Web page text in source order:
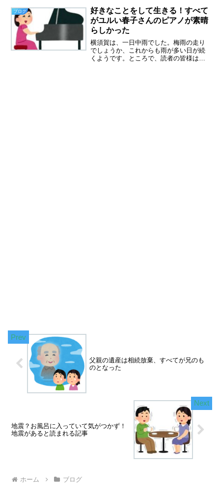
した。疲れて何もやる気がしません。絶
望の中にいました。なんで...
ブログ
好きなことをして生きる！すべて
がユルい春子さんのピアノが素晴
らしかった
横須賀は、一日中雨でした。梅雨の走り
でしょうか、これからも雨が多い日が続
くようです。ところで、読者の皆様は、
父親の遺産は相続放棄、すべてが兄のも
のとなった
地震？お風呂に入っていて気がつかず！
地震があると読まれる記事
ホーム ブログ